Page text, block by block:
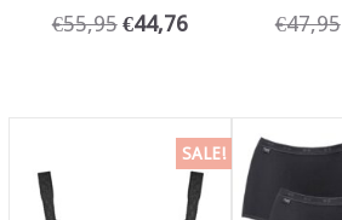
€55,95 €44,76 €47,95
SALE!